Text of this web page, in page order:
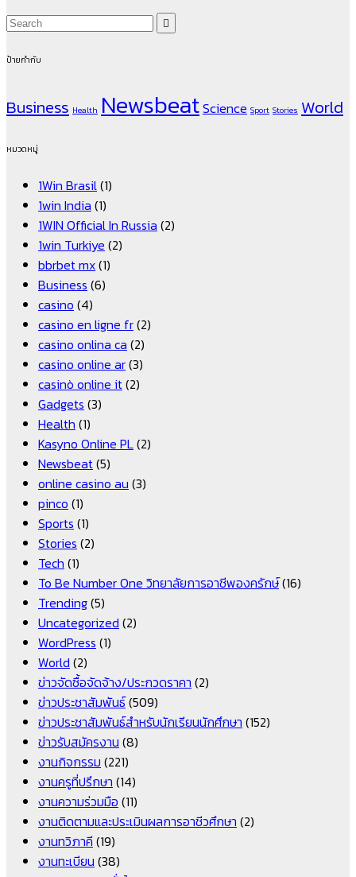
ป้ายกำกับ
Business Health NewsbeatScience Sport Stories World
หมวดหมู่
1Win Brasil(1)
1win India (1)
1WIN Official In Russia (2)
1win Turkiye (2)
bbrbet mx(1)
Business (6)
casino (4)
casino en ligne fr(2)
casino onlina ca (2)
casino online ar(3)
casinò online it(2)
Gadgets (3)
Health (1)
Kasyno Online PL(2)
Newsbeat(5)
online casino au (3)
pinco (1)
Sports (1)
Stories (2)
Tech (1)
To Be Number One วิทยาลัยการอาชีพองครักษ์(16)
Trending(5)
Uncategorized (2)
WordPress (1)
World (2)
ข่าวจัดซื้อจัดจ้าง/ประกวดราคา (2)
ข่าวประชาสัมพันธ์(509)
ข่าวประชาสัมพันธ์สำหรับนักเรียนนักศึกษา (152)
ข่าวรับสมัครงาน (8)
งานกิจกรรม (221)
งานครูที่ปรึกษา (14)
งานความร่วมมือ (11)
งานติดตามและประเมินผลการอาชีวศึกษา (2)
งานทวิภาคี (19)
งานทะเบียน (38)